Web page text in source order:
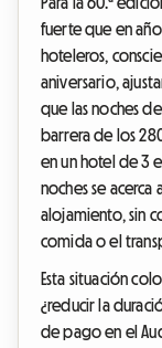
fuerte que en
hoteleros,
aniversario,
que las noches
barrera de los
en un hotel de 3
noches se acerca
alojamiento, sin
comida o el
Esta situación
¿reducir la
de pago en el